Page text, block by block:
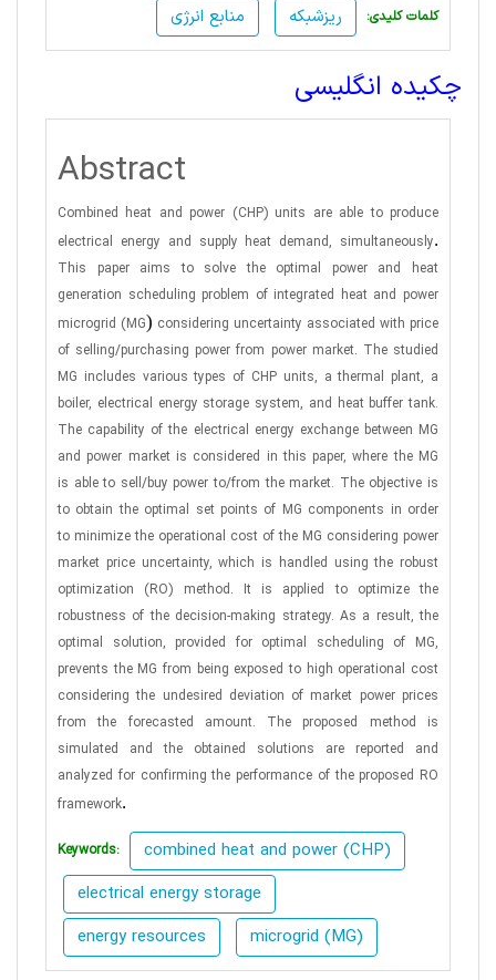
منابع انرژی
ریزشبکه :کلمات کلیدی
چکیده انگلیسی
Abstract
Combined heat and power (CHP) units are able to produce
electrical energy and supply heat demand, simultaneously.
This paper aims to solve the optimal power and heat
generation scheduling problem of integrated heat and power
microgrid (MG) considering uncertainty associated with price
of selling/purchasing power from power market. The studied
MG includes various types of CHP units, a thermal plant, a
boiler, electrical energy storage system, and heat buffer tank.
The capability of the electrical energy exchange between MG
and power market is considered in this paper, where the MG
is able to sell/buy power to/from the market. The objective is
to obtain the optimal set points of MG components in order
to minimize the operational cost of the MG considering power
market price uncertainty, which is handled using the robust
optimization (RO) method. It is applied to optimize the
robustness of the decision-making strategy. As a result, the
optimal solution, provided for optimal scheduling of MG,
prevents the MG from being exposed to high operational cost
considering the undesired deviation of market power prices
from the forecasted amount. The proposed method is
simulated and the obtained solutions are reported and
analyzed for confirming the performance of the proposed RO
framework.
Keywords:
combined heat and power (CHP)
electrical energy storage
energy resources
microgrid (MG)